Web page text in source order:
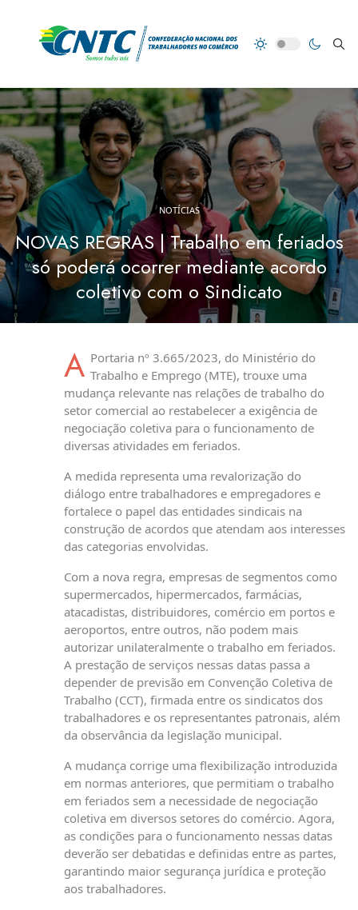
NOTÍCIAS
NOVAS REGRAS | Trabalho em feriados
só poderá ocorrer mediante acordo
coletivo com o Sindicato
A Portaria nº 3.665/2023, do Ministério do
Trabalho e Emprego (MTE), trouxe uma
mudança relevante nas relações de trabalho do
setor comercial ao restabelecer a exigência de
negociação coletiva para o funcionamento de
diversas atividades em feriados.
A medida representa uma revalorização do
diálogo entre trabalhadores e empregadores e
fortalece o papel das entidades sindicais na
construção de acordos que atendam aos interesses
das categorias envolvidas.
Com a nova regra, empresas de segmentos como
supermercados, hipermercados, farmácias,
atacadistas, distribuidores, comércio em portos e
aeroportos, entre outros, não podem mais
autorizar unilateralmente o trabalho em feriados.
A prestação de serviços nessas datas passa a
depender de previsão em Convenção Coletiva de
Trabalho (CCT), firmada entre os sindicatos dos
trabalhadores e os representantes patronais, além
da observância da legislação municipal.
A mudança corrige uma flexibilização introduzida
em normas anteriores, que permitiam o trabalho
em feriados sem a necessidade de negociação
coletiva em diversos setores do comércio. Agora,
as condições para o funcionamento nessas datas
deverão ser debatidas e definidas entre as partes,
garantindo maior segurança jurídica e proteção
aos trabalhadores.